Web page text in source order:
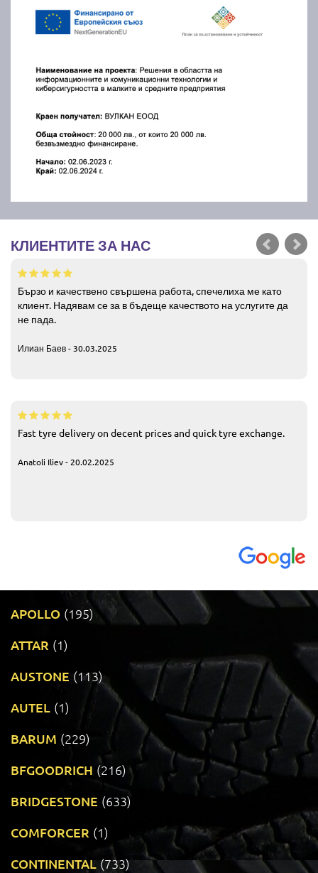
КЛИЕНТИТЕ ЗА НАС
Бързо и качествено свършена работа, спечелиха ме като
клиент. Надявам се за в бъдеще качеството на услугите да
не пада.
Илиан Баев - 30.03.2025
Fast tyre delivery on decent prices and quick tyre exchange.
Anatoli Iliev - 20.02.2025
APOLLO (195)
ATTAR (1)
AUSTONE (113)
AUTEL (1)
BARUM (229)
BFGOODRICH (216)
BRIDGESTONE (633)
COMFORCER (1)
CONTINENTAL (733)